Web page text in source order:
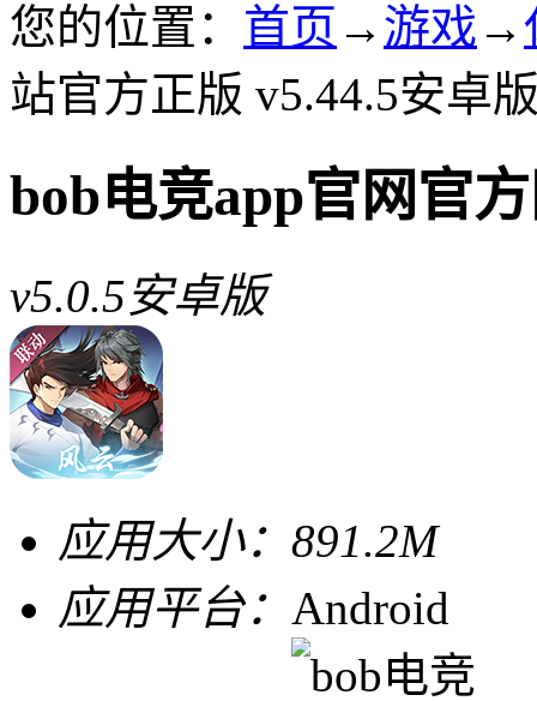
您的位置： 首页 → 游戏 →
站官方正版 v5.44.5安卓
bob电竞app官网官
v5.0.5安卓版
应用大小： 891.2M
应用平台： Android